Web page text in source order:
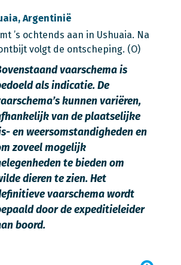
Argentinië
’s ochtends aan in Ushuaia. Na
volgt de ontscheping. (O)
vaarschema is
als indicatie. De
kunnen variëren,
van de plaatselijke
en weersomstandigheden en
zoveel mogelijk
te bieden om
dieren te zien. Het
vaarschema wordt
door de expeditieleider
boord.